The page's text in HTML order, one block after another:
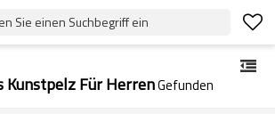
Sie einen Suchbegriff ein
Kunstpelz Für HerrenGefunden